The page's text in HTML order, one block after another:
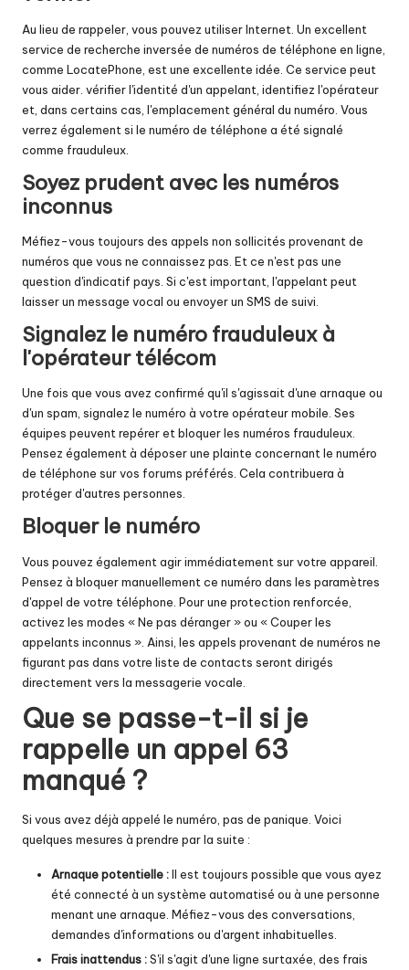
Au lieu de rappeler, vous pouvez utiliser Internet. Un excellent
service de recherche inversée de numéros de téléphone en ligne,
comme LocatePhone, est une excellente idée. Ce service peut
vous aider. vérifier l'identité d'un appelant , identifiez l'opérateur
et, dans certains cas, l'emplacement général du numéro. Vous
verrez également si le numéro de téléphone a été signalé
comme frauduleux.
Soyez prudent avec les numéros
inconnus
Méfiez-vous toujours des appels non sollicités provenant de
numéros que vous ne connaissez pas. Et ce n'est pas une
question d'indicatif pays. Si c'est important, l'appelant peut
laisser un message vocal ou envoyer un SMS de suivi.
Signalez le numéro frauduleux à
l'opérateur télécom
Une fois que vous avez confirmé qu'il s'agissait d'une arnaque ou
d'un spam, signalez le numéro à votre opérateur mobile. Ses
équipes peuvent repérer et bloquer les numéros frauduleux.
Pensez également à déposer une plainte concernant le numéro
de téléphone sur vos forums préférés. Cela contribuera à
protéger d'autres personnes.
Bloquer le numéro
Vous pouvez également agir immédiatement sur votre appareil.
Pensez à bloquer manuellement ce numéro dans les paramètres
d'appel de votre téléphone. Pour une protection renforcée,
activez les modes « Ne pas déranger » ou « Couper les
appelants inconnus ». Ainsi, les appels provenant de numéros ne
figurant pas dans votre liste de contacts seront dirigés
directement vers la messagerie vocale.
Que se passe-t-il si je
rappelle un appel 63
manqué ?
Si vous avez déjà appelé le numéro, pas de panique. Voici
quelques mesures à prendre par la suite :
Arnaque potentielle :Il est toujours possible que vous ayez
été connecté à un système automatisé ou à une personne
menant une arnaque. Méfiez-vous des conversations,
demandes d'informations ou d'argent inhabituelles.
Frais inattendus :S'il s'agit d'une ligne surtaxée, des frais